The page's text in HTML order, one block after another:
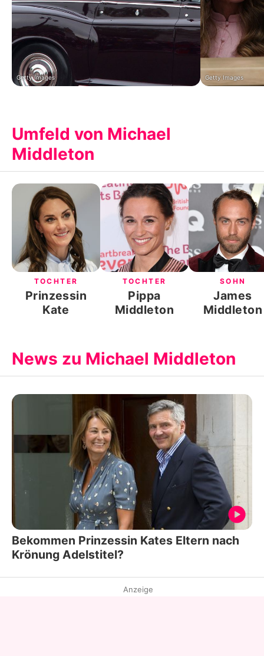
Getty Images Getty Images
Umfeld von Michael
Middleton
TOCHTER
Prinzessin
Kate
TOCHTER
Pippa
Middleton
SOHN
James
Middleton
News zu Michael Middleton
Bekommen Prinzessin Kates Eltern nach
Krönung Adelstitel?
Anzeige